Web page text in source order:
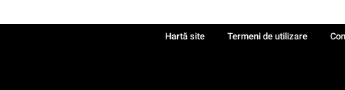
Hartă site Termeni de utilizare